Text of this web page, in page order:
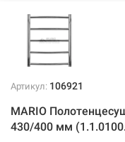
Артикул: 106921
MARIO
430/400 мм